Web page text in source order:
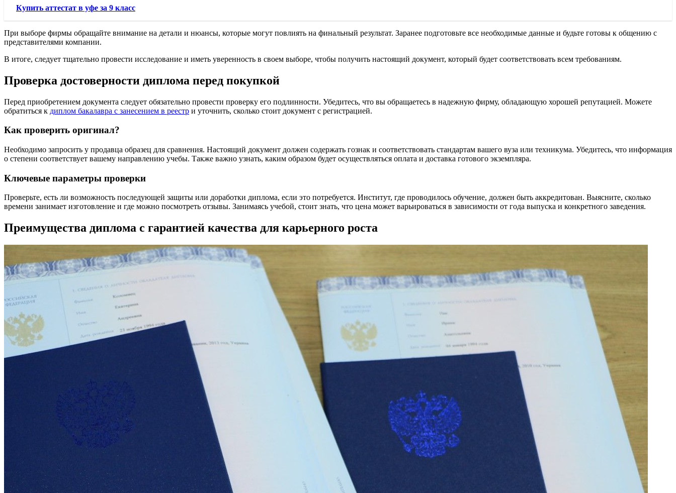
Купить аттестат в уфе за 9 класс
При выборе фирмы обращайте внимание на детали и нюансы, которые могут повлиять на финальный результат. Заранее подготовьте все необходимые данные и будьте готовы к общению с
представителями компании.
В итоге, следует тщательно провести исследование и иметь уверенность в своем выборе, чтобы получить настоящий документ, который будет соответствовать всем требованиям.
Проверка достоверности диплома перед покупкой
Перед приобретением документа следует обязательно провести проверку его подлинности. Убедитесь, что вы обращаетесь в надежную фирму, обладающую хорошей репутацией. Можете
обратиться к диплом бакалавра с занесением в реестр и уточнить, сколько стоит документ с регистрацией.
Как проверить оригинал?
Необходимо запросить у продавца образец для сравнения. Настоящий документ должен содержать гознак и соответствовать стандартам вашего вуза или техникума. Убедитесь, что информация
о степени соответствует вашему направлению учебы. Также важно узнать, каким образом будет осуществляться оплата и доставка готового экземпляра.
Ключевые параметры проверки
Проверьте, есть ли возможность последующей защиты или доработки диплома, если это потребуется. Институт, где проводилось обучение, должен быть аккредитован. Выясните, сколько
времени занимает изготовление и где можно посмотреть отзывы. Занимаясь учебой, стоит знать, что цена может варьироваться в зависимости от года выпуска и конкретного заведения.
Преимущества диплома с гарантией качества для карьерного роста